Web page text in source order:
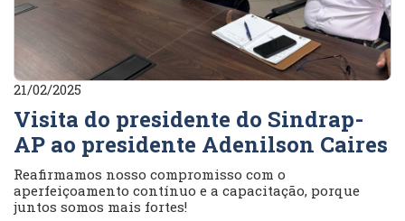
21/02/2025
Visita do presidente do Sindrap-
AP ao presidente Adenilson Caires
Reafirmamos nosso compromisso com o
aperfeiçoamento contínuo e a capacitação, porque
juntos somos mais fortes!